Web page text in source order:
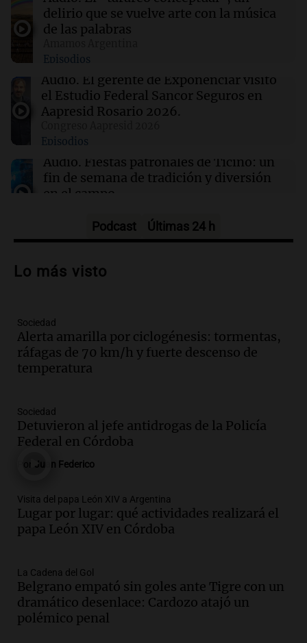
Clima en Tucumán: cómo estará el tiempo
este jueves 6 de agosto
00:21 Clima
Clima en Mendoza: cómo estará el tiempo
este jueves 6 de agosto
Clima en Santa Fe: cómo estará el tiempo este
jueves 6 de agosto
delirio que se vuelve arte con la música
de las palabras
Episodios
Audio. El gerente de Exponenciar visitó
el Estudio Federal Sancor Seguros en
Aapresid Rosario 2026.
Episodios
Audio. Fiestas patronales de Ticino: un
fin de semana de tradición y diversión
en el campo
Audio.Preparativos para la feria en La
de apertura
Audio.
lluvias, senadores manifiestan
oposición a ley de tierras
Panorama Federal
Audio.
centro de esquí Penitentes Park tras
siete años de cierre por falta de nieve
Episodios
Audio.Madres en Rosario piden por la
ley Joaquín.
Viva la Radio Rosario
Audio. Juan Pedro Colombo, rematador
de hacienda: “Las tecnologías no
reemplazan el contacto con la gente”
La Argentina, hoy
Podcast Últimas 24 h
Lo más visto
Sociedad
Alerta amarilla por ciclogénesis: tormentas,
ráfagas de 70 km/h y fuerte descenso de
temperatura
Sociedad
Detuvieron al jefe antidrogas de la Policía
Federal en Córdoba
Juan Federico
Visita del papa León XIV a Argentina
Lugar por lugar: qué actividades realizará el
papa León XIV en Córdoba
La Cadena del Gol
Belgrano empató sin goles ante Tigre con un
dramático desenlace: Cardozo atajó un
polémico penal